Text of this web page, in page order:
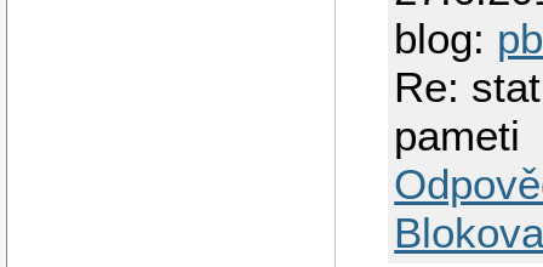
blog: pb
Re:
pameti